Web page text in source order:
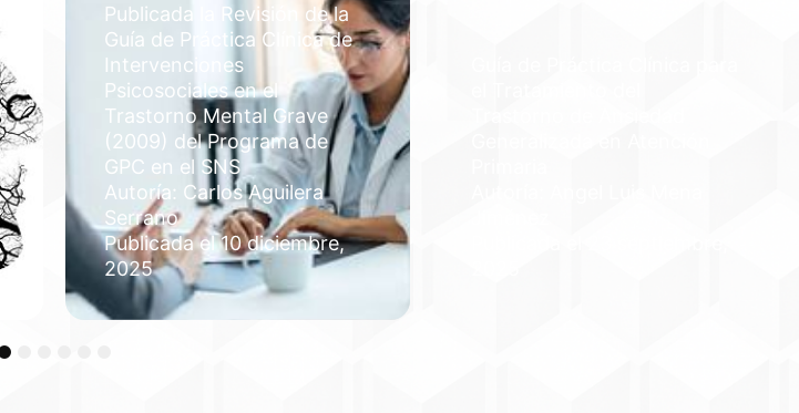
Publicada la Revisión de la
Guía de Práctica Clínica de
Intervenciones
Psicosociales en el
Trastorno Mental Grave
(2009) del Programa de
GPC en el SNS
Autoría: Carlos Aguilera
Serrano
Publicada el 10 diciembre,
2025
4